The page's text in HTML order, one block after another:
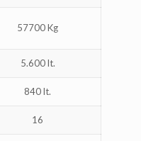
57700 Kg
5.600 lt.
840 lt.
16